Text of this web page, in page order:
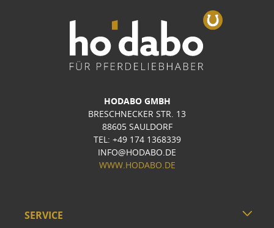
HODABO GMBH
BRESCHNECKER STR. 13
88605 SAULDORF
TEL: +49 174 1368339
INFO@HODABO.DE
WWW.HODABO.DE
SERVICE